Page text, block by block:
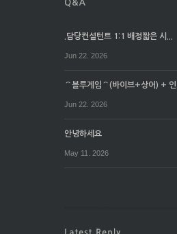
.담당컨설턴트 1:1 배정짧은 시...
Jun 22. 2026
⌒블루게임⌒(바이브+상어) + 인
Jun 22. 2026
안녕하세요
May 11. 2026